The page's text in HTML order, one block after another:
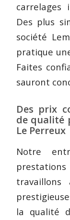
carrelages
Des plus
société
pratique
Faites
sauront
Des prix
de qualité
Le Perreux
Notre
la qualité